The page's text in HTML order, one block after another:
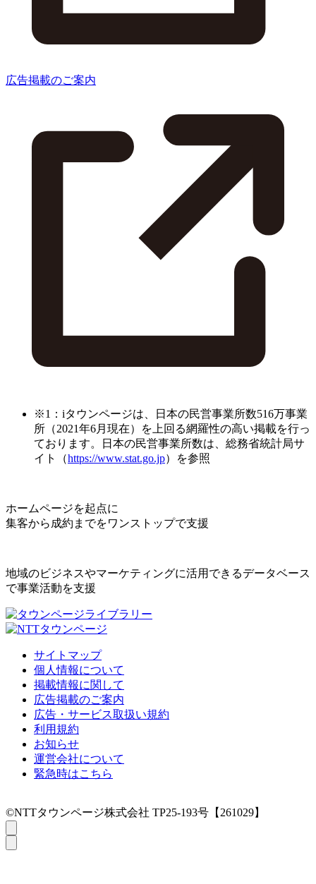
広告掲載のご案内
※1：iタウンページは、日本の民営事業所数516万事業
所（2021年6月現在）を上回る網羅性の高い掲載を行っ
ております。日本の民営事業所数は、総務省統計局サ
イト（https://www.stat.go.jp）を参照
ホームページを起点に
集客から成約までをワンストップで支援
地域のビジネスやマーケティングに活用できるデータベース
で事業活動を支援
サイトマップ
個人情報について
掲載情報に関して
広告掲載のご案内
広告・サービス取扱い規約
利用規約
お知らせ
運営会社について
緊急時はこちら
©NTTタウンページ株式会社 TP25-193号【261029】